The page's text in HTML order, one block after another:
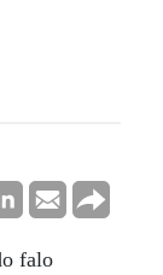
falo